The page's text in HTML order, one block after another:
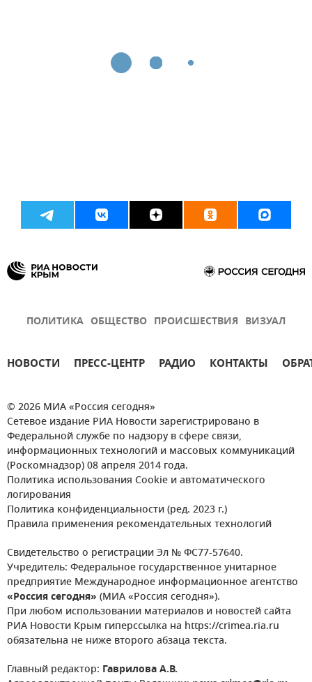
ПОЛИТИКА ОБЩЕСТВО ПРОИСШЕСТВИЯ ВИЗУАЛ
НОВОСТИ ПРЕСС-ЦЕНТР РАДИО КОНТАКТЫ
© 2026 МИА «Россия сегодня»
Сетевое издание РИА Новости зарегистрировано в
Федеральной службе по надзору в сфере связи,
информационных технологий и массовых коммуникаций
(Роскомнадзор) 08 апреля 2014 года.
Политика использования Cookie и автоматического
логирования
Политика конфиденциальности (ред. 2023 г.)
Правила применения рекомендательных технологий
Свидетельство о регистрации Эл № ФС77-57640.
Учредитель: Федеральное государственное унитарное
предприятие Международное информационное агентство
«Россия сегодня» (МИА «Россия сегодня»).
При любом использовании материалов и новостей сайта
РИА Новости Крым гиперссылка на https://crimea.ria.ru
обязательна не ниже второго абзаца текста.
Главный редактор: Гаврилова А.В.